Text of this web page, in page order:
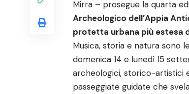
Mirra – prosegue la quarta
Archeologico dell’Appia
protetta urbana più estesa
Musica, storia e natura sono
domenica 14 e lunedì 15
archeologici, storico-artistici
passeggiate guidate che